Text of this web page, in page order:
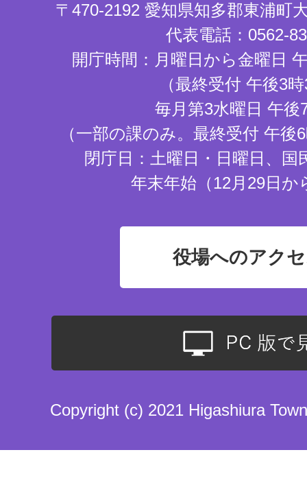
〒470-2192 愛知県知多郡東浦町
代表電話：0562-
開庁時間：月曜日から金曜日
（最終受付 午後3
毎月第3水曜日 午後
（一部の課のみ。最終受付 午
閉庁日：土曜日・日曜日、国
年末年始（12月29日か
役場へのアク
Copyright (c) 2021 Higashiura